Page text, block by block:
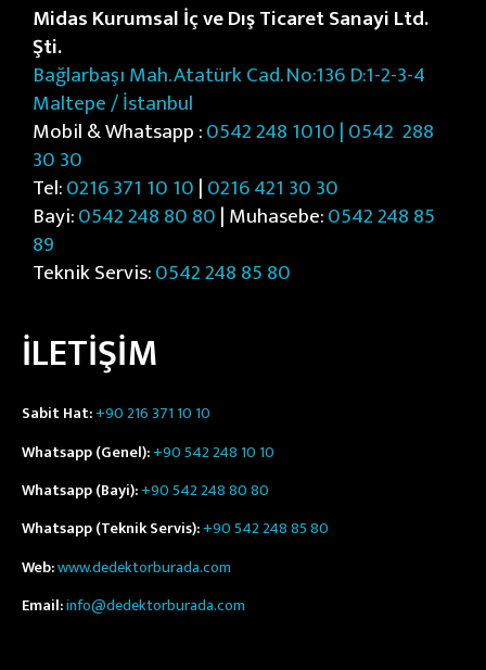
Midas Kurumsal İç ve Dış Ticaret Sanayi Ltd.
Şti.
Bağlarbaşı Mah. Atatürk Cad. No:136 D:1-2-3-4
Maltepe / İstanbul
Mobil & Whatsapp :0542 248 1010 | 0542 288
30 30
Tel:0216 371 10 10|0216 421 30 30
Bayi:0542 248 80 80| Muhasebe:0542 248 85
89
Teknik Servis:0542 248 85 80
İLETİŞİM
Sabit Hat:+90 216 371 10 10
Whatsapp (Genel):+90 542 248 10 10
Whatsapp (Bayi):+90 542 248 80 80
Whatsapp (Teknik Servis):+90 542 248 85 80
Web:www.dedektorburada.com
Email:info@dedektorburada.com